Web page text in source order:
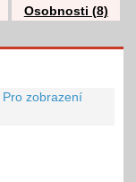
Osobnosti (8)
Pro zobrazení